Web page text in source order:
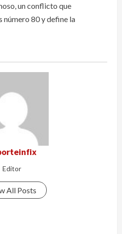
un conflicto que
número 80 y define la
Editor
All Posts